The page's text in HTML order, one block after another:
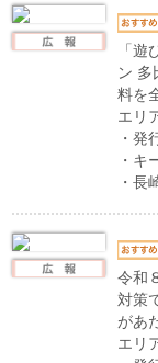
「
ン 多
料を
エリ
・発
・キ
・長
令和
対策
があ
エリ
ながよebooks
ごとうebooks
おおむら
みなみしまば
はさみebooks
ながさき市
さいかいイー
長崎MICE観光